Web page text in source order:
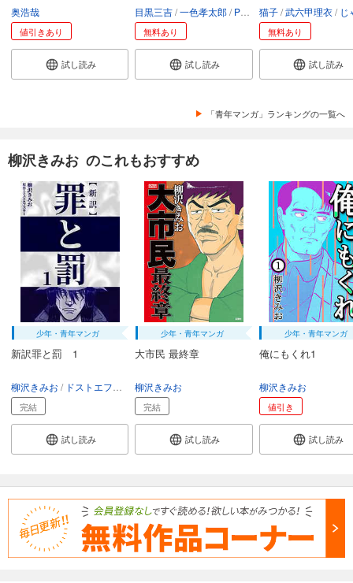
奥浩哉
値引きあり
試し読み
目黒三吉 一色孝太郎 Parum
無料あり
試し読み
猫子 武六甲理衣 じゃ
無料あり
試し読み
「青年マンガ」ランキングの一覧へ
柳沢きみお のこれもおすすめ
少年・青年マンガ
新訳罪と罰 1
柳沢きみお ドストエフスキー
完結
試し読み
少年・青年マンガ
大市民 最終章
柳沢きみお
完結
試し読み
少年・青年マンガ
俺にもくれ1
柳沢きみお
値引き
試し読み